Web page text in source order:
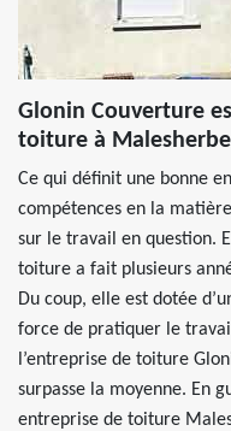
Glonin Couverture
toiture à
Ce qui définit une bonne
compétences en la
sur le travail en question.
toiture a fait plusieurs
Du coup, elle est dotée
force de pratiquer le
l’entreprise de toiture
surpasse la moyenne. En
entreprise de toiture